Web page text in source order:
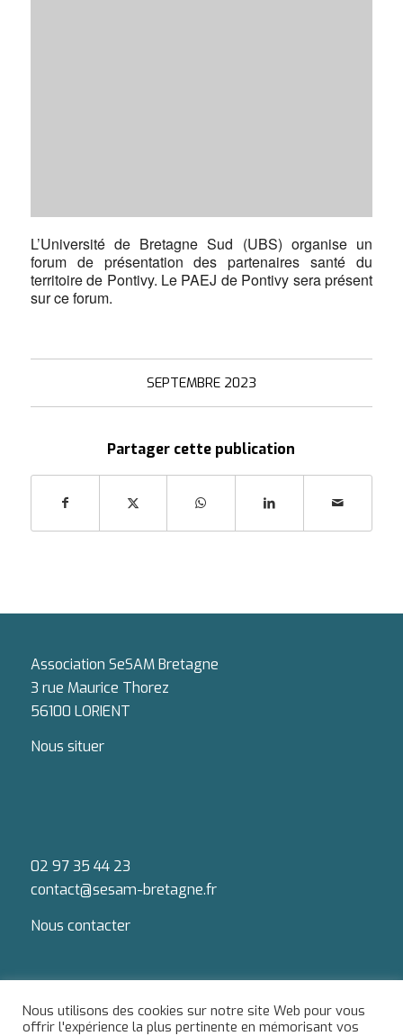
L’Université de Bretagne Sud (UBS) organise un
forum de présentation des partenaires santé du
territoire de Pontivy. Le PAEJ de Pontivy sera présent
sur ce forum.
SEPTEMBRE 2023
Partager cette publication
Association SeSAM Bretagne
3 rue Maurice Thorez
56100 LORIENT
Nous situer
02 97 35 44 23
contact@sesam-bretagne.fr
Nous contacter
Nous utilisons des cookies sur notre site Web pour vous
offrir l'expérience la plus pertinente en mémorisant vos